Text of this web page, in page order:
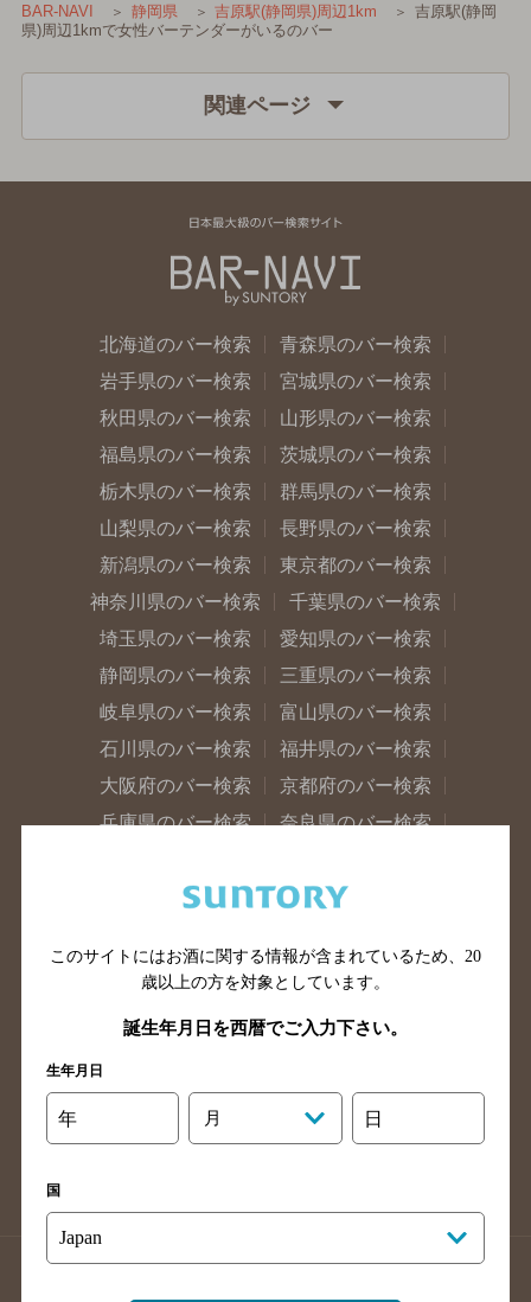
BAR-NAVI 静岡県 吉原駅(静岡県)周辺1km
吉原駅(静岡
県)周辺1kmで女性バーテンダーがいるのバー
関連ページ
北海道のバー検索
青森県のバー検索
岩手県のバー検索
宮城県のバー検索
秋田県のバー検索
山形県のバー検索
福島県のバー検索
茨城県のバー検索
栃木県のバー検索
群馬県のバー検索
山梨県のバー検索
長野県のバー検索
新潟県のバー検索
東京都のバー検索
神奈川県のバー検索
千葉県のバー検索
埼玉県のバー検索
愛知県のバー検索
静岡県のバー検索
三重県のバー検索
岐阜県のバー検索
富山県のバー検索
石川県のバー検索
福井県のバー検索
大阪府のバー検索
京都府のバー検索
兵庫県のバー検索
奈良県のバー検索
広島県のバー検索
岡山県のバー検索
島根県のバー検索
徳島県のバー検索
高知県のバー検索
福岡県のバー検索
長崎県のバー検索
大分県のバー検索
熊本県のバー検索
このサイトにはお酒に関する情報が含まれているため、 20
歳以上の方を対象としています。
誕生年月日を西暦でご入力下さい。
生年月日
年 月 日
国